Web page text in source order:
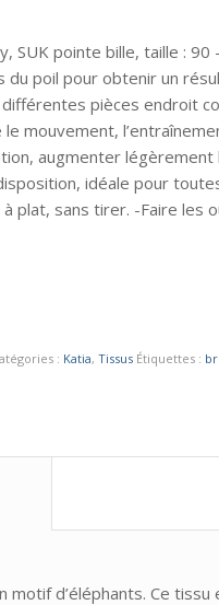
SUK pointe bille, taille :
du poil pour obtenir un
pièces endroit
mouvement,
augmenter
idéale pour
plat, sans tirer. -Faire les
: Katia,Tissus Étiquettes :
d’éléphants. Ce tissu